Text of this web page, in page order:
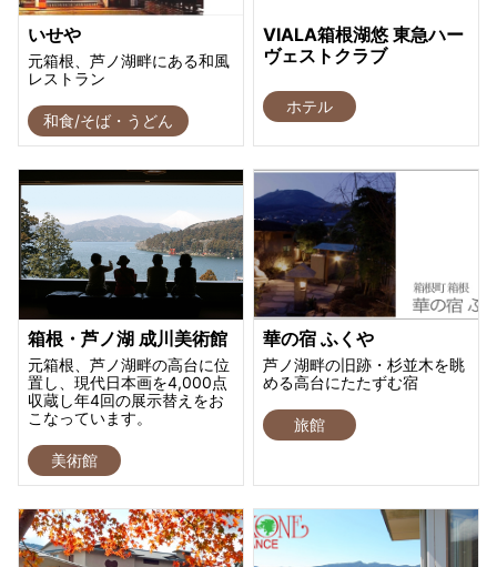
いせや
元箱根、芦ノ湖畔にある和風
レストラン
和食/そば・うどん
VIALA箱根湖悠 東急ハー
ヴェストクラブ
ホテル
箱根・芦ノ湖 成川美術館
元箱根、芦ノ湖畔の高台に位
置し、現代日本画を4,000点
収蔵し年4回の展示替えをお
こなっています。
美術館
華の宿 ふくや
芦ノ湖畔の旧跡・杉並木を眺
める高台にたたずむ宿
旅館